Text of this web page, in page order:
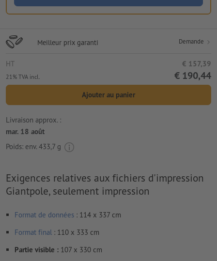
Meilleur prix garanti Demande
HT € 157,39
21% TVA incl. € 190,44
Ajouter au panier
Livraison approx. :
mar. 18 août
Poids: env. 433,7 g
Exigences relatives aux fichiers d'impression
Giantpole, seulement impression
Format de données : 114 x 337 cm
Format final : 110 x 333 cm
Partie visible : 107 x 330 cm